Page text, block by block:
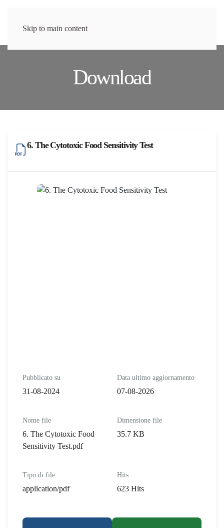
Skip to main content
Download
6. The Cytotoxic Food Sensitivity Test
Pubblicato su
31-08-2024
Data ultimo aggiornamento
07-08-2026
Nome file
6. The Cytotoxic Food
Sensitivity Test.pdf
Dimensione file
35.7 KB
Tipo di file
application/pdf
Hits
623 Hits